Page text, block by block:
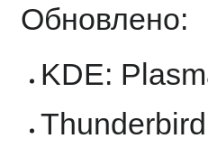
Обновлено:
KDE: